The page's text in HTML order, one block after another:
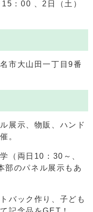
：00 、2日（土）
市大山田一丁目9番
展示、物販、ハンド
。
（両日10：30～、
部のパネル展示もあ
バック作り、子ども